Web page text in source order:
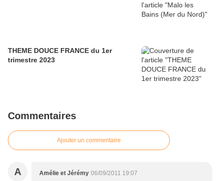
THEME DOUCE FRANCE du 1er
trimestre 2023
Commentaires
Ajouter un commentaire
A Amélie et Jérémy 06/09/2011 19:07